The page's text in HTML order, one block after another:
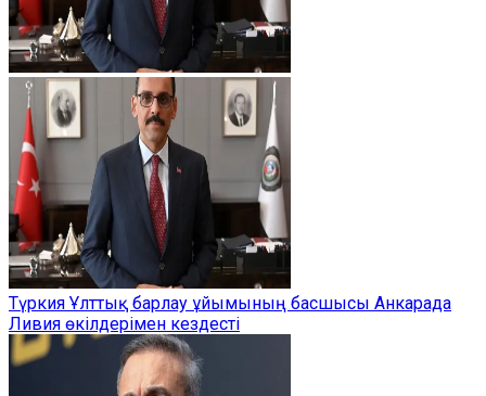
Түркия Ұлттық барлау ұйымының басшысы Анкарада
Ливия өкілдерімен кездесті